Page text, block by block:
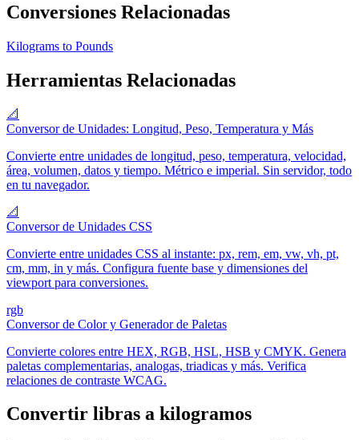
Conversiones Relacionadas
Kilograms to Pounds
Herramientas Relacionadas
📐
Conversor de Unidades: Longitud, Peso, Temperatura y Más
Convierte entre unidades de longitud, peso, temperatura, velocidad,
área, volumen, datos y tiempo. Métrico e imperial. Sin servidor, todo
en tu navegador.
📐
Conversor de Unidades CSS
Convierte entre unidades CSS al instante: px, rem, em, vw, vh, pt,
cm, mm, in y más. Configura fuente base y dimensiones del
viewport para conversiones.
rgb
Conversor de Color y Generador de Paletas
Convierte colores entre HEX, RGB, HSL, HSB y CMYK. Genera
paletas complementarias, analogas, triadicas y más. Verifica
relaciones de contraste WCAG.
Convertir libras a kilogramos